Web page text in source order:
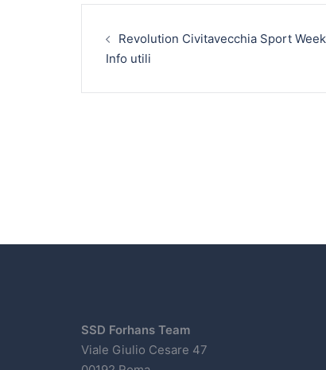
Revolution Civitavecchia Sport
Info utili
SSD Forhans Team
Viale Giulio Cesare 47